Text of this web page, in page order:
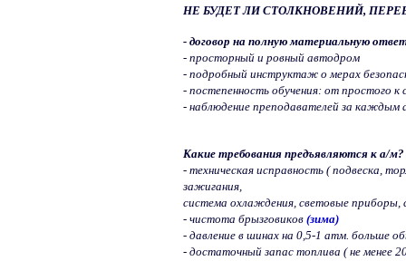
НЕ БУДЕТ ЛИ СТОЛКНОВЕНИЙ,
- договор на полную материальную
- просторный и ровный автодром
- подробный инструктаж о мерах
- постепенность обучения: от простого к
- наблюдение преподавателей за каждым
Какие требования предъявляются к а/м?
- техническая исправность ( подвеска,
зажигания,
система охлаждения, световые приборы,
- чистота брызговиков (зима)
- давление в шинах на 0,5-1 атм. больше
- достаточный запас топлива ( не менее